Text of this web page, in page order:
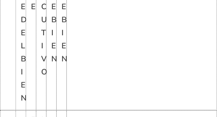
E
D
E
L
B
I
E
N
E C
U
T
I
V
O
E
B
I
E
N
E
B
I
E
N